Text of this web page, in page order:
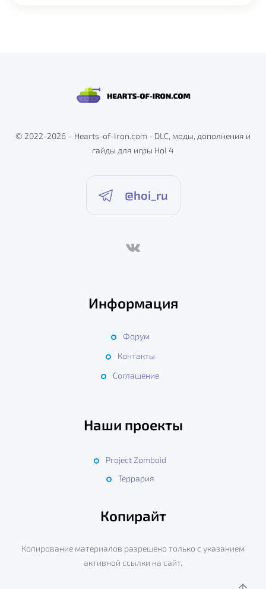
© 2022-2026 – Hearts-of-Iron.com - DLC, моды, дополнения и
гайды для игры HoI 4
@hoi_ru
Информация
Форум
Контакты
Соглашение
Наши проекты
Project Zomboid
Террария
Копирайт
Копирование материалов разрешено только с указанием
активной ссылки на сайт.